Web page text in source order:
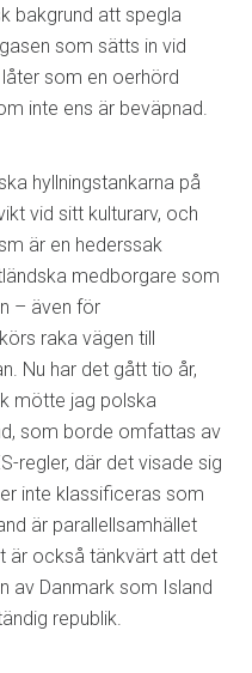
bakgrund att spegla
som sätts in vid
som en oerhörd
inte ens är beväpnad.
hyllningstankarna på
vid sitt kulturarv, och
är en hederssak
medborgare som
– även för
raka vägen till
Nu har det gått tio år,
mötte jag polska
som borde omfattas av
regler, där det visade sig
inte klassificeras som
är parallellsamhället
är också tänkvärt att det
av Danmark som Island
republik.